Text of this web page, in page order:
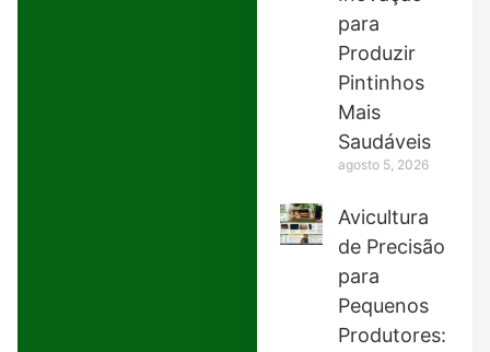
para
Produzir
Pintinhos
Mais
Saudáveis
agosto 5, 2026
Avicultura
de Precisão
para
Pequenos
Produtores: